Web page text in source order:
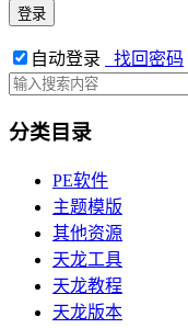
自动登录 找回密码
分类目录
PE软件
主题模版
其他资源
天龙工具
天龙教程
天龙版本